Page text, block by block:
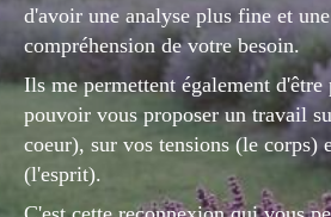
d'avoir une analyse plus fine et
compréhension de votre besoin.
Ils me permettent également
pouvoir vous proposer un travail
coeur), sur vos tensions (le corps)
(l'esprit).